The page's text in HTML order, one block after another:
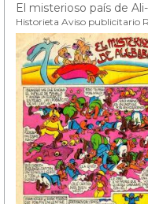
Historieta Aviso publicitario